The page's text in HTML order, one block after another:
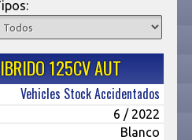
125CV AUT
Vehicles Stock Accidentados
6 / 2022
Blanco